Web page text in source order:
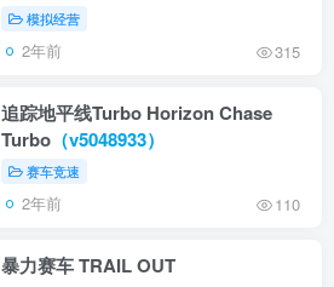
模拟经营
2年前 315
追踪地平线Turbo Horizon Chase
Turbo （v5048933）
赛车竞速
2年前 110
暴力赛车 TRAIL OUT